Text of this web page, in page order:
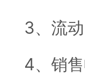
3、流
4、销